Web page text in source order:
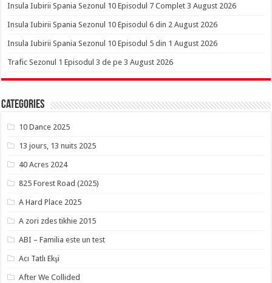
Insula Iubirii Spania Sezonul 10 Episodul 7 Complet 3 August 2026
Insula Iubirii Spania Sezonul 10 Episodul 6 din 2 August 2026
Insula Iubirii Spania Sezonul 10 Episodul 5 din 1 August 2026
Trafic Sezonul 1 Episodul 3 de pe 3 August 2026
Categories
10 Dance 2025
13 jours, 13 nuits 2025
40 Acres 2024
825 Forest Road (2025)
A Hard Place 2025
A zori zdes tikhie 2015
ABI – Familia este un test
Acı Tatlı Ekşi
After We Collided